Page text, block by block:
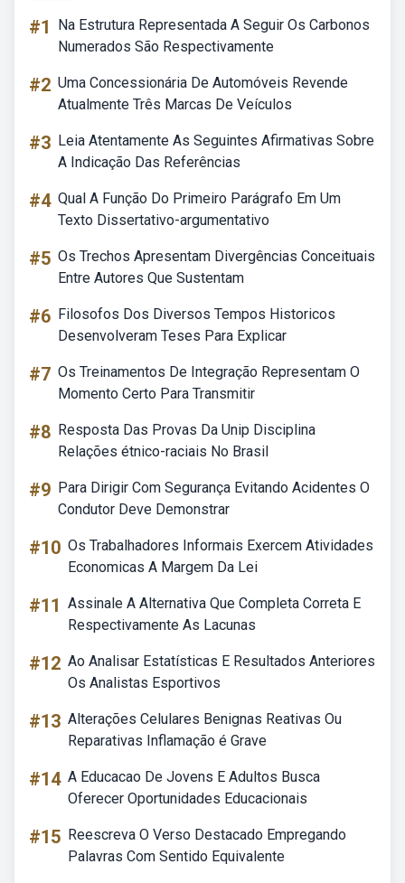
#1
Na Estrutura Representada A Seguir Os Carbonos
Numerados São Respectivamente
#2 Uma Concessionária De Automóveis Revende
Atualmente Três Marcas De Veículos
#3 Leia Atentamente As Seguintes Afirmativas Sobre
A Indicação Das Referências
#4 Qual A Função Do Primeiro Parágrafo Em Um
Texto Dissertativo-argumentativo
#5 Os Trechos Apresentam Divergências Conceituais
Entre Autores Que Sustentam
#6 Filosofos Dos Diversos Tempos Historicos
Desenvolveram Teses Para Explicar
#7 Os Treinamentos De Integração Representam O
Momento Certo Para Transmitir
#8 Resposta Das Provas Da Unip Disciplina
Relações étnico-raciais No Brasil
#9 Para Dirigir Com Segurança Evitando Acidentes O
Condutor Deve Demonstrar
#10 Os Trabalhadores Informais Exercem Atividades
Economicas A Margem Da Lei
#11 Assinale A Alternativa Que Completa Correta E
Respectivamente As Lacunas
#12 Ao Analisar Estatísticas E Resultados Anteriores
Os Analistas Esportivos
#13 Alterações Celulares Benignas Reativas Ou
Reparativas Inflamação é Grave
#14 A Educacao De Jovens E Adultos Busca
Oferecer Oportunidades Educacionais
#15 Reescreva O Verso Destacado Empregando
Palavras Com Sentido Equivalente